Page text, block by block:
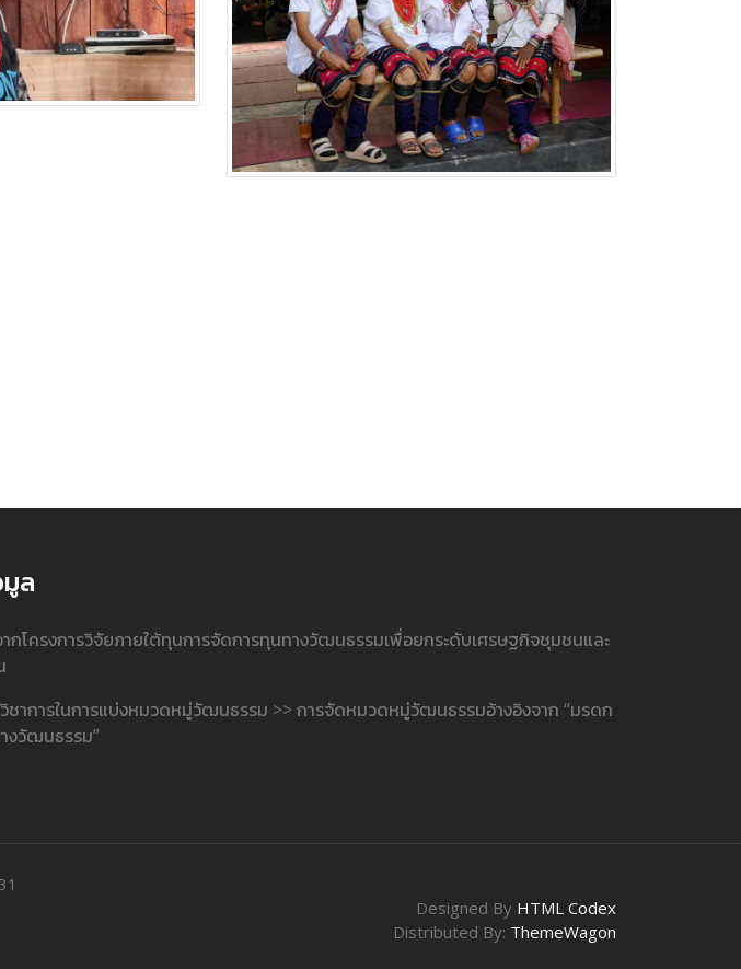
ล
กโครงการวิจัยภายใต้ทุนการจัดการทุนทางวัฒนธรรมเพื่อยกระดับเศรษฐกิจชุมชนและ
ชาการในการแบ่งหมวดหมู่วัฒนธรรม >> การจัดหมวดหมู่วัฒนธรรมอ้างอิงจาก “มรดก
วัฒนธรรม”
Designed By HTML Codex
Distributed By: ThemeWagon